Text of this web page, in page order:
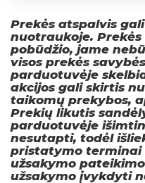
Prekės atspalvis
nuotraukoje.
pobūdžio, jame
visos prekės
parduotuvėje
akcijos gali skirtis
taikomų prekybos,
Prekių likutis
parduotuvėje
nesutapti, todėl
pristatymo terminai
užsakymo
užsakymo įvykdyti